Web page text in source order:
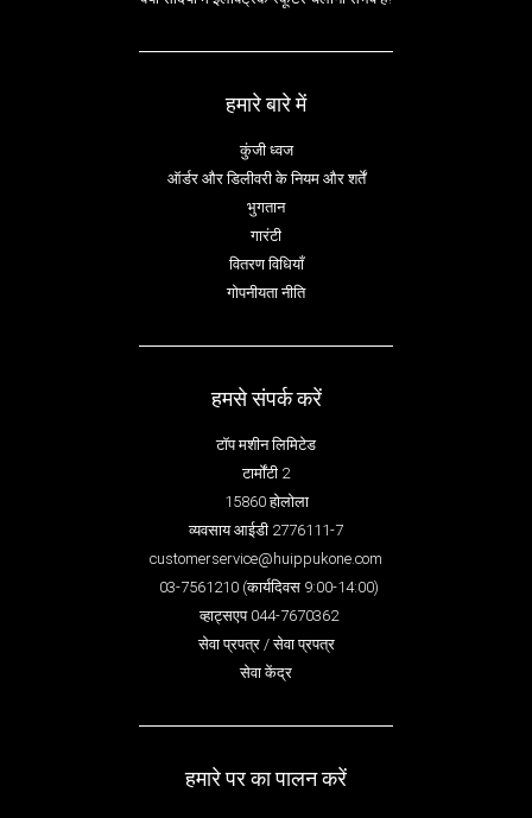
हमारे बारे में
कुंजी ध्वज
ऑर्डर और डिलीवरी के नियम और शर्तें
भुगतान
गारंटी
वितरण विधियाँ
गोपनीयता नीति
हमसे संपर्क करें
टॉप मशीन लिमिटेड
टार्मोंटी 2
15860 होलोला
व्यवसाय आईडी 2776111-7
customerservice@huippukone.com
03-7561210 (कार्यदिवस 9:00-14:00)
व्हाट्सएप 044-7670362
सेवा प्रपत्र / सेवा प्रपत्र
सेवा केंद्र
हमारे पर का पालन करें